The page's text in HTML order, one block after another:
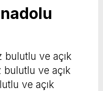
bulutlu ve açık
bulutlu ve açık
ve açık